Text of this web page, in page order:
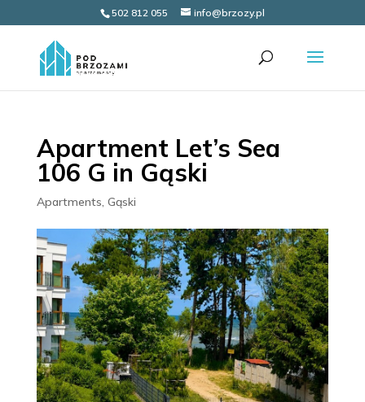
502 812 055 info@brzozy.pl
Apartment Let’s Sea
106 G in Gąski
Apartments, Gąski